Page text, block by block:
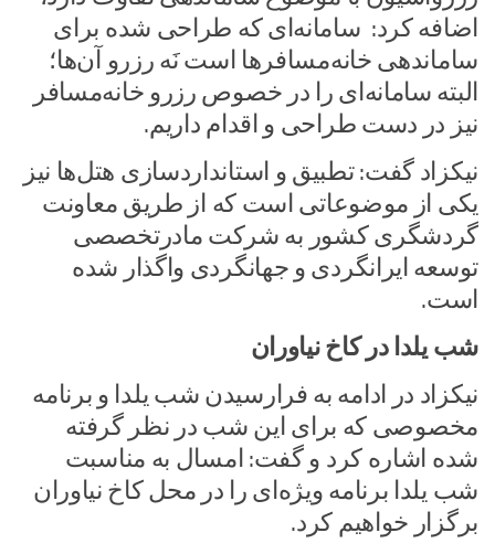
اضافه کرد: سامانه‌ای که طراحی شده برای
ساماندهی خانه‌مسافرها است نَه رزرو آن‌ها؛
البته سامانه‌ای را در خصوص رزرو خانه‌مسافر
نیز در دست طراحی و اقدام داریم.
نیکزاد گفت: تطبیق و استانداردسازی هتل‌ها نیز
یکی از موضوعاتی است که از طریق معاونت
گردشگری کشور به شرکت مادرتخصصی
توسعه ایرانگردی و جهانگردی واگذار شده
است.
شب یلدا در کاخ نیاوران
نیکزاد در ادامه به فرارسیدن شب یلدا و برنامه
مخصوصی که برای این شب در نظر گرفته
شده اشاره کرد و گفت: امسال به مناسبت
شب یلدا برنامه ویژه‌ای را در محل کاخ نیاوران
برگزار خواهیم کرد.